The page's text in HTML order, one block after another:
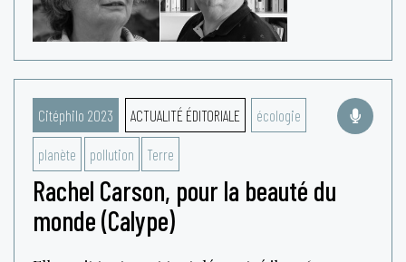
Citéphilo 2023 ACTUALITÉ ÉDITORIALE écologie
planète pollution Terre
Rachel Carson, pour la beauté du
monde (Calype)